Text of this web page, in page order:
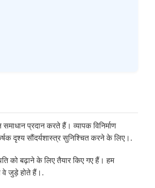
प्रदान करते हैं। व्यापक विनिर्माण
दृश्य सौंदर्यशास्त्र सुनिश्चित करने के लिए।.
को बढ़ाने के लिए तैयार किए गए हैं। हम
वे जुड़े होते हैं।.